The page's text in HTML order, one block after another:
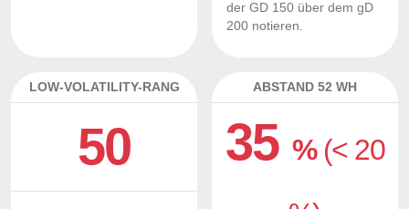
der GD 150 über dem gD
200 notieren.
LOW-VOLATILITY-RANG
50
ABSTAND 52 WH
35% (< 20